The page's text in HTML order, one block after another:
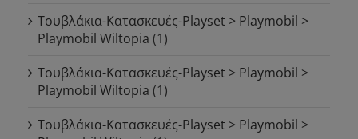
Τουβλάκια-Κατασκευές-Playset > Playmobil >
Playmobil Wiltopia (1)
Τουβλάκια-Κατασκευές-Playset > Playmobil >
Playmobil Wiltopia (1)
Τουβλάκια-Κατασκευές-Playset > Playmobil >